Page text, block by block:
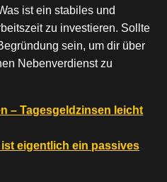
ist ein stabiles und
zu investieren. Sollte
sein, um dir über
Nebenverdienst zu
– Tagesgeldzinsen leicht
eigentlich ein passives